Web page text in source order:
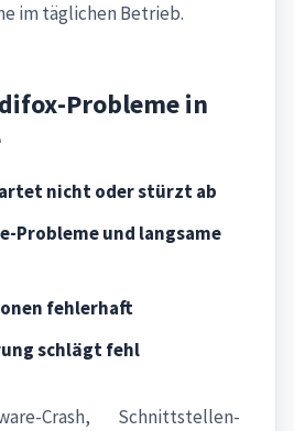
im täglichen Betrieb.
Probleme in
nicht oder stürzt ab
Probleme und langsame
fehlerhaft
schlägt fehl
Crash, Schnittstellen-